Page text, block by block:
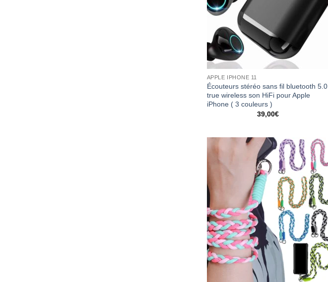
APPLE IPHONE 11
Écouteurs stéréo sans fil bluetooth 5.0
true wireless son HiFi pour Apple
iPhone ( 3 couleurs )
39,00€